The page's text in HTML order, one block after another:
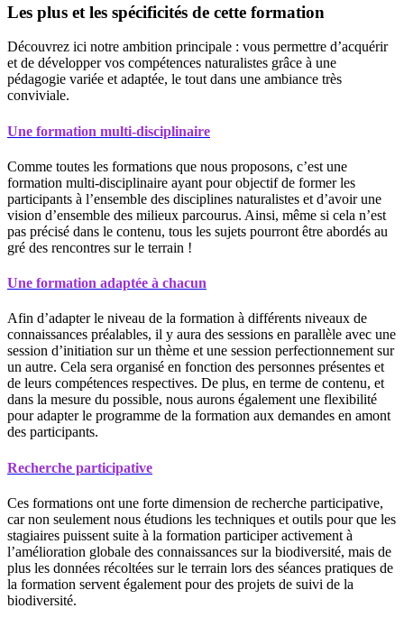
Les plus et les spécificités de cette formation
Découvrez ici notre ambition principale : vous permettre d’acquérir
et de développer vos compétences naturalistes grâce à une
pédagogie variée et adaptée, le tout dans une ambiance très
conviviale.
Une formation multi-disciplinaire
Comme toutes les formations que nous proposons, c’est une
formation multi-disciplinaire ayant pour objectif de former les
participants à l’ensemble des disciplines naturalistes et d’avoir une
vision d’ensemble des milieux parcourus. Ainsi, même si cela n’est
pas précisé dans le contenu, tous les sujets pourront être abordés au
gré des rencontres sur le terrain !
Une formation adaptée à chacun
Afin d’adapter le niveau de la formation à différents niveaux de
connaissances préalables, il y aura des sessions en parallèle avec une
session d’initiation sur un thème et une session perfectionnement sur
un autre. Cela sera organisé en fonction des personnes présentes et
de leurs compétences respectives. De plus, en terme de contenu, et
dans la mesure du possible, nous aurons également une flexibilité
pour adapter le programme de la formation aux demandes en amont
des participants.
Recherche participative
Ces formations ont une forte dimension de recherche participative,
car non seulement nous étudions les techniques et outils pour que les
stagiaires puissent suite à la formation participer activement à
l’amélioration globale des connaissances sur la biodiversité, mais de
plus les données récoltées sur le terrain lors des séances pratiques de
la formation servent également pour des projets de suivi de la
biodiversité.